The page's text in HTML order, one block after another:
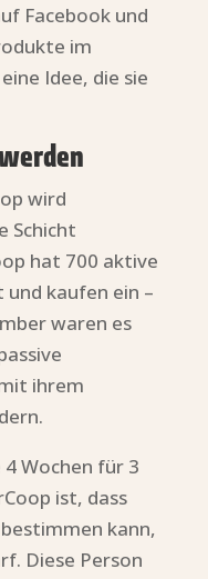
Facebook und
im
Idee, die sie
wird
Schicht
hat 700 aktive
kaufen ein –
waren es
ihrem
Wochen für 3
ist, dass
kann,
Diese Person